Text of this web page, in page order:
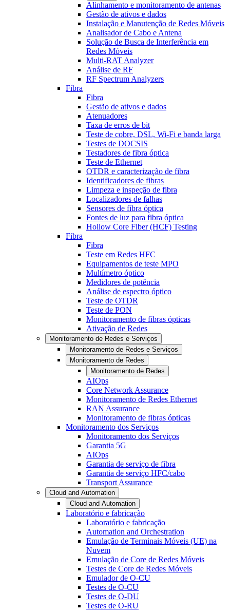
Alinhamento e monitoramento de antenas
Gestão de ativos e dados
Instalação e Manutenção de Redes Móveis
Analisador de Cabo e Antena
Solução de Busca de Interferência em
Redes Móveis
Multi-RAT Analyzer
Análise de RF
RF Spectrum Analyzers
Fibra
Fibra
Gestão de ativos e dados
Atenuadores
Taxa de erros de bit
Teste de cobre, DSL, Wi-Fi e banda larga
Testes de DOCSIS
Testadores de fibra óptica
Teste de Ethernet
OTDR e caracterização de fibra
Identificadores de fibras
Limpeza e inspeção de fibra
Localizadores de falhas
Sensores de fibra óptica
Fontes de luz para fibra óptica
Hollow Core Fiber (HCF) Testing
Fibra
Fibra
Teste em Redes HFC
Equipamentos de teste MPO
Multímetro óptico
Medidores de potência
Análise de espectro óptico
Teste de OTDR
Teste de PON
Monitoramento de fibras ópticas
Ativação de Redes
Monitoramento de Redes e Serviços
Monitoramento de Redes e Serviços
Monitoramento de Redes
Monitoramento de Redes
AIOps
Core Network Assurance
Monitoramento de Redes Ethernet
RAN Assurance
Monitoramento de fibras ópticas
Monitoramento dos Serviços
Monitoramento dos Serviços
Garantia 5G
AIOps
Garantia de serviço de fibra
Garantia de serviço HFC/cabo
Transport Assurance
Cloud and Automation
Cloud and Automation
Laboratório e fabricação
Laboratório e fabricação
Automation and Orchestration
Emulação de Terminais Móveis (UE) na
Nuvem
Emulação de Core de Redes Móveis
Testes de Core de Redes Móveis
Emulador de O-CU
Testes de O-CU
Testes de O-DU
Testes de O-RU